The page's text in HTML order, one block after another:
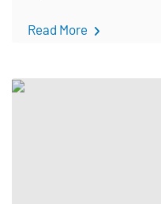
Read More